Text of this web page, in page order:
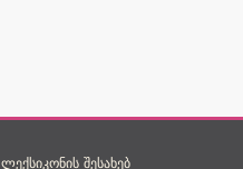
ლექსიკონის შესახებ